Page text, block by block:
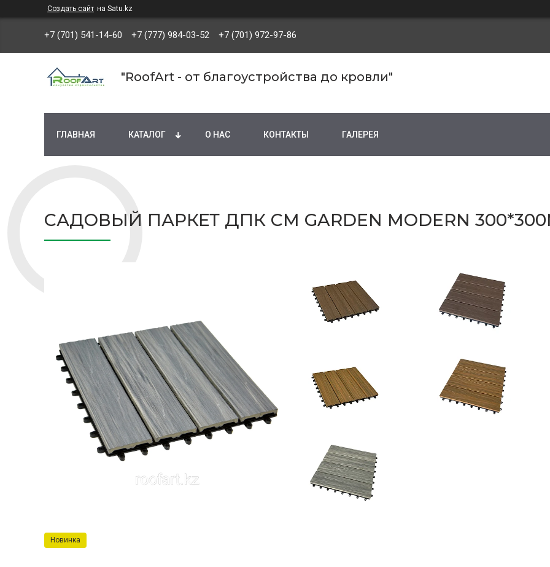
Создать сайт на Satu.kz
+7 (701) 541-14-60 +7 (777) 984-03-52 +7 (701) 972-97-86
"RoofArt - от благоустройства до кровли"
ГЛАВНАЯ КАТАЛОГ О НАС КОНТАКТЫ ГАЛЕРЕЯ
САДОВЫЙ ПАРКЕТ ДПК CM GARDEN MODERN
Новинка